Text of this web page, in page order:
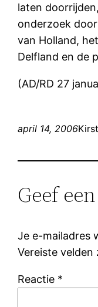
laten
onderzoek
van Holland,
Delfland en de
(AD/RD 27
april 14, 2006
Geef
Je e-mailadres
Vereiste
Reactie *